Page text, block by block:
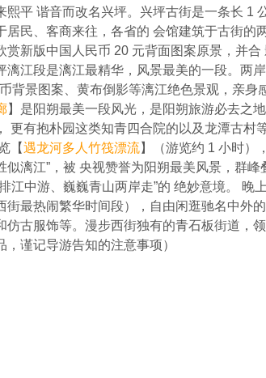
熙平 谐音而改名兴坪。兴坪古街是一条长 1
居民、客商来往，各省的 会馆建筑于古街的
赏新版中国人民币 20 元背面图案原景，并合
漓江段是漓江最精华，风景最美的一段。两
背景图案、黄布倒影等漓江绝色景观，亲
】是阳朔最美一段风光，是阳朔旅游必去之
更有抱朴园这类知青四合院的以及龙潭古村
【遇龙河多人竹筏漂流】（游览约 1 小时）
似漓江”，被 央视赞誉为阳朔最美风景，群
江中游、巍巍青山两岸走”的 绝妙意境。
街最热闹繁华时间段），自由闲逛驰名中外
仿古服饰等。漫步西街独有的青石板街道，
，谨记导游告知的注意事项）